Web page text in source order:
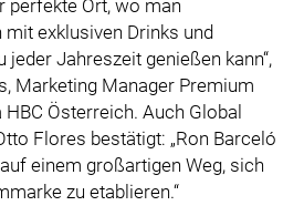
perfekte Ort, wo man
exklusiven Drinks und
jeder Jahreszeit genießen kann“,
Marketing Manager Premium
Österreich. Auch Global
Flores bestätigt: „Ron Barceló
einem großartigen Weg, sich
zu etablieren.“